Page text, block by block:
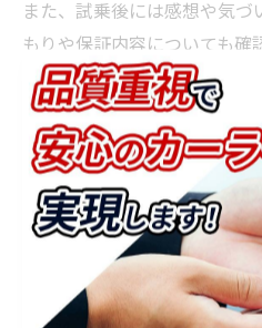
また、試乗後には感想や気
もりや保証内容についても
築につながります。冷やか
誠実かつ前向きな姿勢で試乗
中古車購入で後悔
乗ポイント